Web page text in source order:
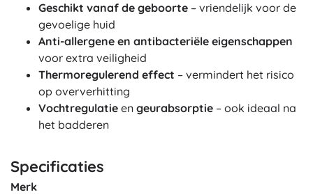
Geschikt vanaf de geboorte – vriendelijk voor de
gevoelige huid
Anti-allergene en antibacteriële eigenschappen
voor extra veiligheid
Thermoregulerend effect – vermindert het risico
op oververhitting
Vochtregulatie en geurabsorptie – ook ideaal na
het badderen
Specificaties
Merk